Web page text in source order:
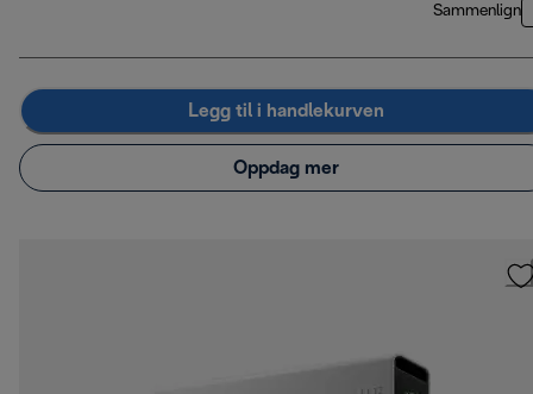
Sammenlign
Legg til i handlekurven
Oppdag mer